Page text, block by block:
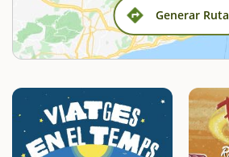
Generar Ruta